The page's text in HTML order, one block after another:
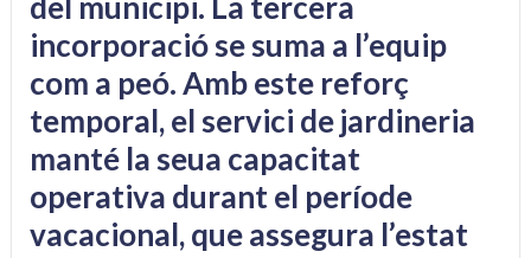
incorporació se suma a l’equip
com a peó. Amb este reforç
temporal, el servici de jardineria
manté la seua capacitat
operativa durant el període
vacacional, que assegura l’estat